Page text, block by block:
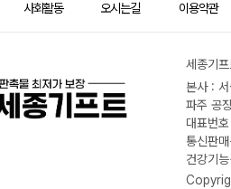
사회활동 오시는길 이용약관
세종기
본사 :
파주 공
대표번
통신판
건강기